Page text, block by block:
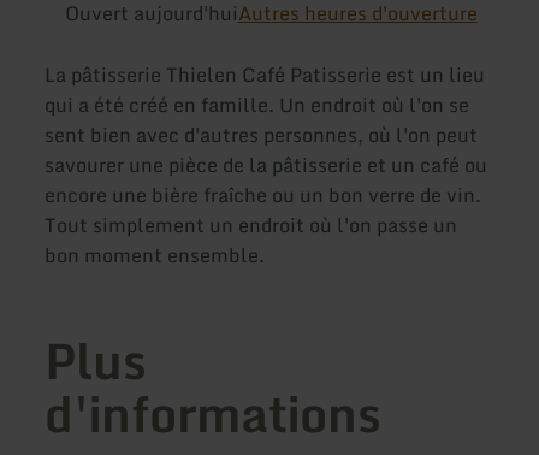
Ouvert aujourd'huiAutres heures d'ouverture
La pâtisserie Thielen Café Patisserie est un lieu
qui a été créé en famille. Un endroit où l'on se
sent bien avec d'autres personnes, où l'on peut
savourer une pièce de la pâtisserie et un café ou
encore une bière fraîche ou un bon verre de vin.
Tout simplement un endroit où l'on passe un
bon moment ensemble.
Plus
d'informations